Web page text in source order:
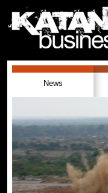
News